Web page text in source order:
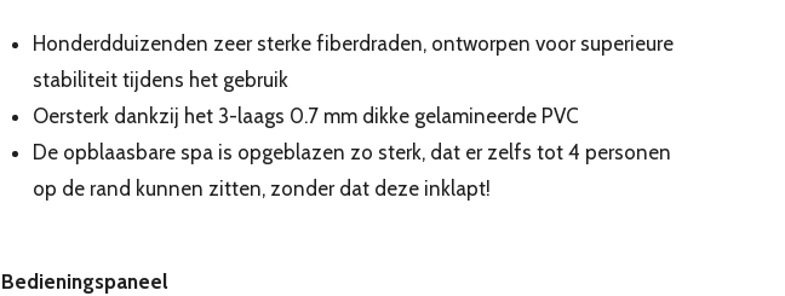
Honderdduizenden zeer sterke fiberdraden, ontworpen voor superieure
stabiliteit tijdens het gebruik
Oersterk dankzij het 3-laags 0.7 mm dikke gelamineerde PVC
De opblaasbare spa is opgeblazen zo sterk, dat er zelfs tot 4 personen
op de rand kunnen zitten, zonder dat deze inklapt!
Bedieningspaneel